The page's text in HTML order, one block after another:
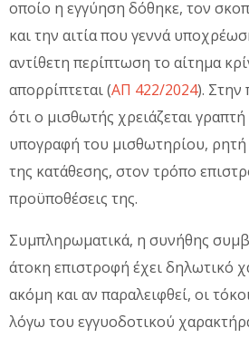
οποίο η εγγύηση δόθηκε, τον
και την αιτία που γεννά
αντίθετη περίπτωση το αίτημα
απορρίπτεται (ΑΠ 422/2024). Στην
ότι ο μισθωτής χρειάζεται
υπογραφή του μισθωτηρίου,
της κατάθεσης, στον τρόπο
προϋποθέσεις της.
Συμπληρωματικά, η συνήθης
άτοκη επιστροφή έχει δηλωτικό
ακόμη και αν παραλειφθεί, οι
λόγω του εγγυοδοτικού